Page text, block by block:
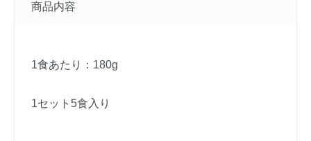
商品内容
1食あたり：180g
1セット5食入り